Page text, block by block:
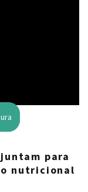
para
nutricional